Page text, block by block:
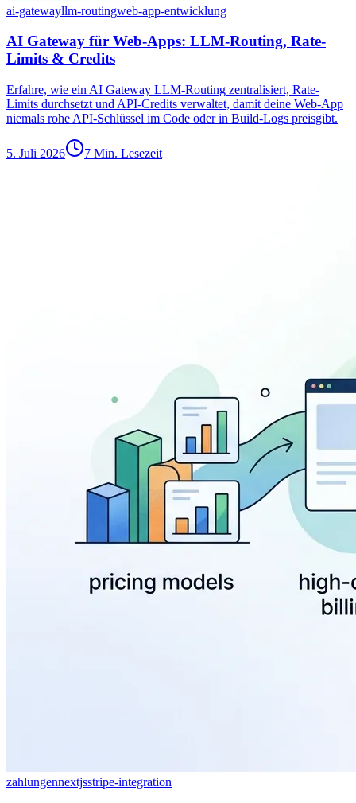
ai-gatewayllm-routingweb-app-entwicklung
AI Gateway für Web-Apps: LLM-Routing, Rate-
Limits & Credits
Erfahre, wie ein AI Gateway LLM-Routing zentralisiert, Rate-
Limits durchsetzt und API-Credits verwaltet, damit deine Web-App
niemals rohe API-Schlüssel im Code oder in Build-Logs preisgibt.
5. Juli 2026 7 Min. Lesezeit
zahlungennextjsstripe-integration